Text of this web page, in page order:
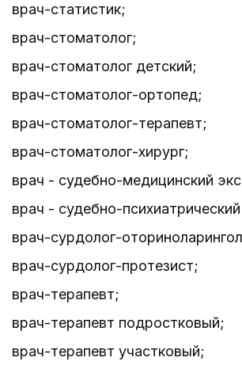
врач-статистик;
врач-стоматолог;
врач-стоматолог детский;
врач-стоматолог-ортопед;
врач-стоматолог-терапевт;
врач-стоматолог-хирург;
врач - судебно-медицинский
врач - судебно-
врач-сурдолог-
врач-сурдолог-протезист;
врач-терапевт;
врач-терапевт подростковый;
врач-терапевт участковый;